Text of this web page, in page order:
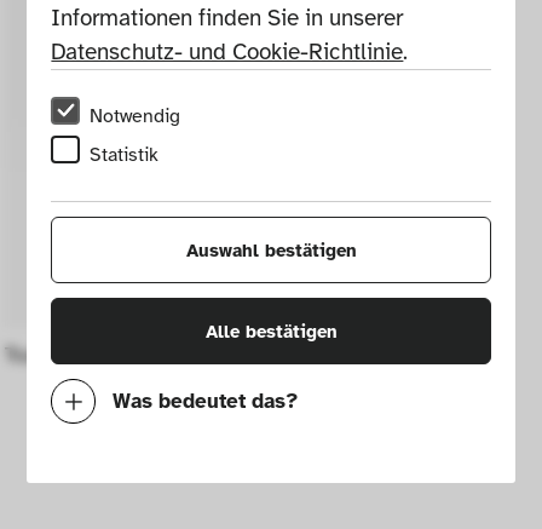
Informationen finden Sie in unserer
Datenschutz- und Cookie-Richtlinie.
Notwendig
Statistik
Auswahl bestätigen
Alle bestätigen
Was bedeutet das?
Mit diesen Cookies können wir durch
Toaster Star Electric Mod. 75000